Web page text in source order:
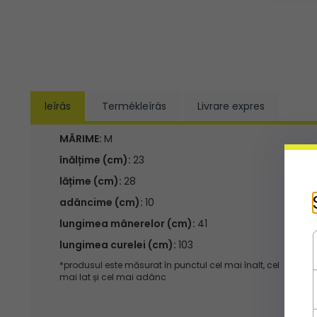
leírás Termékleírás Livrare expres
MĂRIME: M
înălțime (cm): 23
lățime (cm): 28
adâncime (cm): 10
lungimea mânerelor (cm): 41
lungimea curelei (cm): 103
*produsul este măsurat în punctul cel mai înalt, cel
mai lat și cel mai adânc